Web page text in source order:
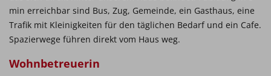
min erreichbar sind Bus, Zug, Gemeinde, ein Gasthaus, eine
Trafik mit Kleinigkeiten für den täglichen Bedarf und ein Cafe.
Spazierwege führen direkt vom Haus weg.
Wohnbetreuerin